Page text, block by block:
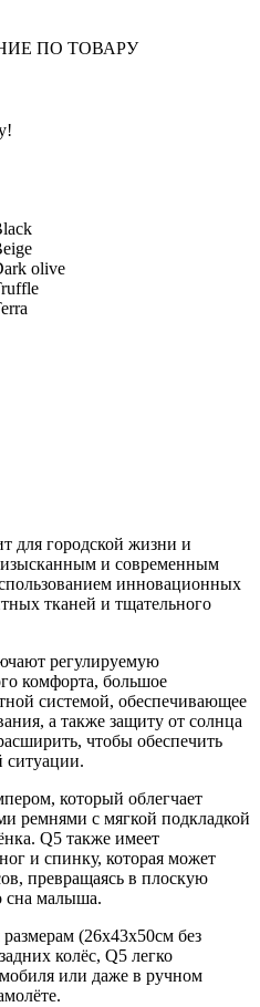
ПО ТОВАРУ
для городской жизни и
изысканным и современным
инновационных
тканей и тщательного
регулируемую
комфорта, большое
системой, обеспечивающее
а также защиту от солнца
чтобы обеспечить
который облегчает
ремнями с мягкой подкладкой
Q5 также имеет
и спинку, которая может
превращаясь в плоскую
сна малыша.
(26x43x50см без
колёс, Q5 легко
или даже в ручном